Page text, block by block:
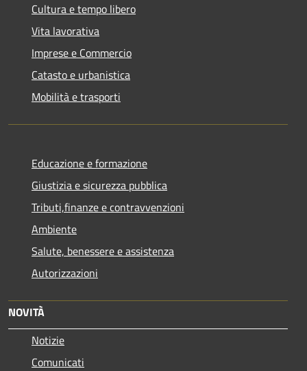
Cultura e tempo libero
Vita lavorativa
Imprese e Commercio
Catasto e urbanistica
Mobilità e trasporti
Educazione e formazione
Giustizia e sicurezza pubblica
Tributi,finanze e contravvenzioni
Ambiente
Salute, benessere e assistenza
Autorizzazioni
NOVITÀ
Notizie
Comunicati